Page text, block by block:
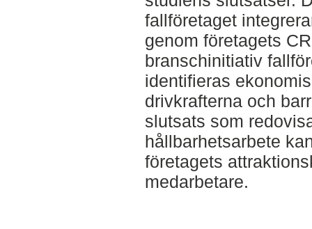
fallföretaget
genom företagets
branschinitiativ
identifieras
drivkrafterna och
slutsats som
hållbarhetsarbete
företagets
medarbetare.